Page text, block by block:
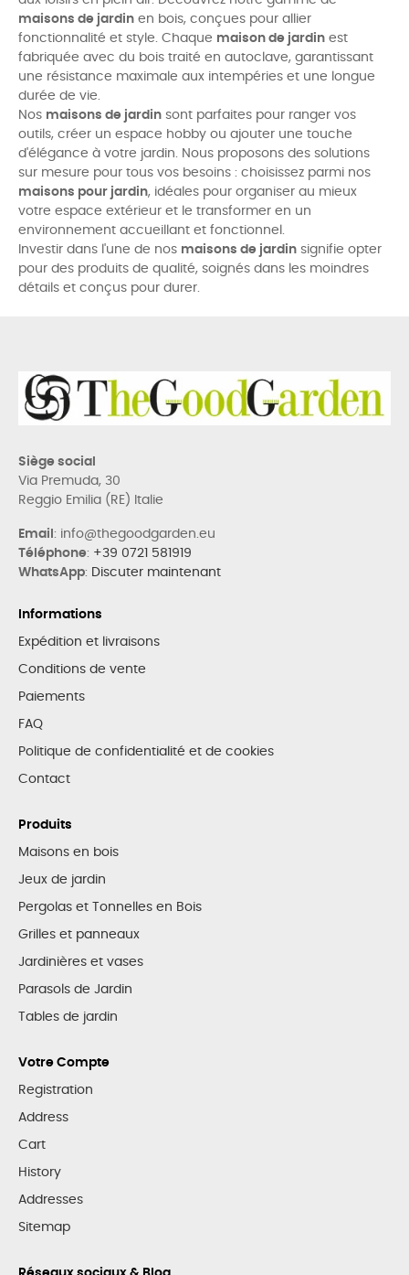
maisons de jardin en bois, conçues pour allier
fonctionnalité et style. Chaque maison de jardin est
fabriquée avec du bois traité en autoclave, garantissant
une résistance maximale aux intempéries et une longue
durée de vie.
Nos maisons de jardin sont parfaites pour ranger vos
outils, créer un espace hobby ou ajouter une touche
d'élégance à votre jardin. Nous proposons des solutions
sur mesure pour tous vos besoins : choisissez parmi nos
maisons pour jardin, idéales pour organiser au mieux
votre espace extérieur et le transformer en un
environnement accueillant et fonctionnel.
Investir dans l'une de nos maisons de jardin signifie opter
pour des produits de qualité, soignés dans les moindres
détails et conçus pour durer.
Siège social
Via Premuda, 30
Reggio Emilia (RE) Italie
Email : info@thegoodgarden.eu
Téléphone: +39 0721 581919
WhatsApp: Discuter maintenant
Informations
Expédition et livraisons
Conditions de vente
Paiements
FAQ
Politique de confidentialité et de cookies
Contact
Produits
Maisons en bois
Jeux de jardin
Pergolas et Tonnelles en Bois
Grilles et panneaux
Jardinières et vases
Parasols de Jardin
Tables de jardin
Votre Compte
Registration
Address
Cart
History
Addresses
Sitemap